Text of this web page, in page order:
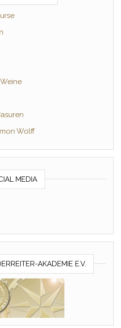
Wolff
MEDIA
AKADEMIE E.V.